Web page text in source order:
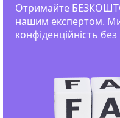
Отримайте
нашим експертом.
конфіденційність без